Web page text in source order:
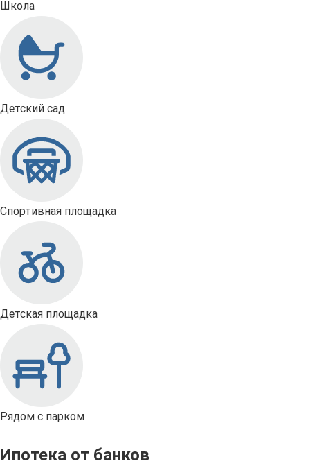
Школа
Детский сад
Спортивная площадка
Детская площадка
Рядом с парком
Ипотека от банков